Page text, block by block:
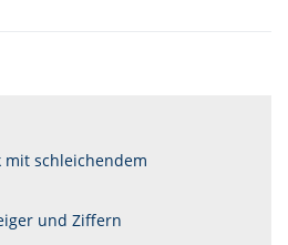
mit schleichendem
und Ziffern